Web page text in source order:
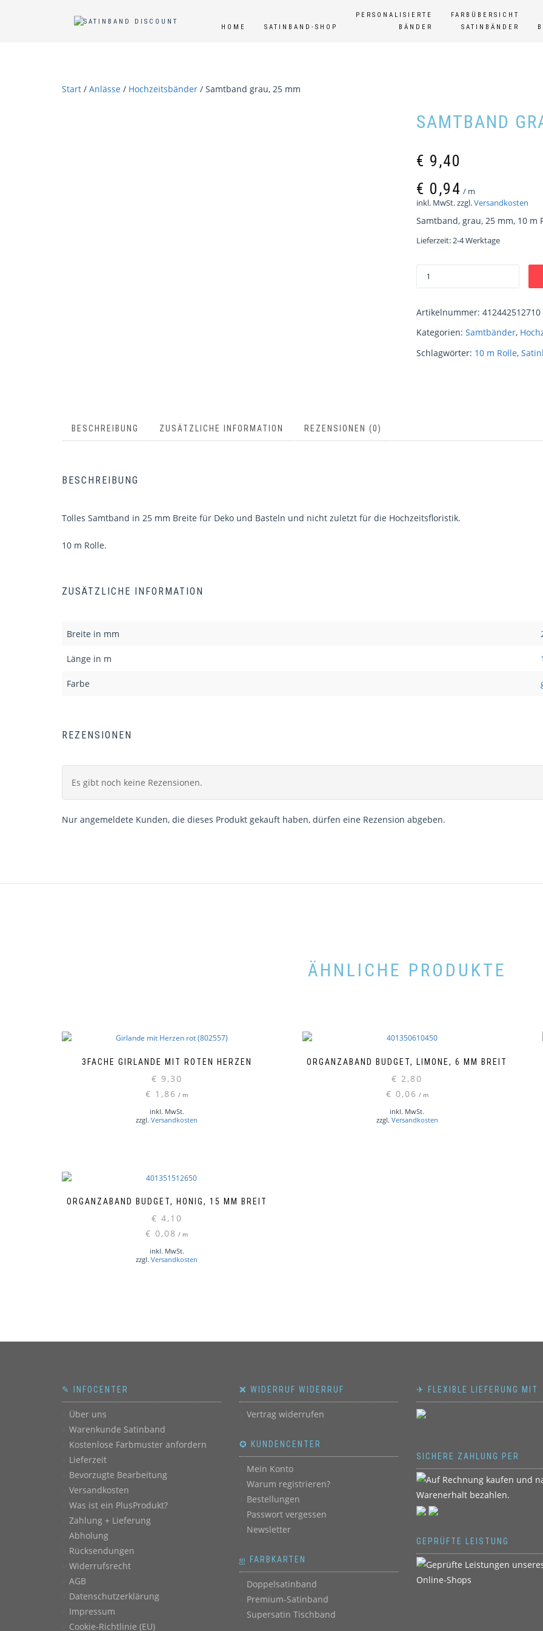
HOME SATINBAND-SHOP
PERSONALISIERTE
BÄNDER
FARBÜBERSICHT
SATINBÄNDER
Start / Anlässe / Hochzeitsbänder / Samtband grau, 25 mm
SAMTBAND
€ 9,40
€ 0,94 / m
inkl. MwSt.zzgl.Versandkosten
Samtband, grau, 25 mm, 10 m
Lieferzeit:2-4 Werktage
Artikelnummer: 412442512710
Kategorien: Samtbänder,
Schlagwörter: 10 m Rolle,
BESCHREIBUNG ZUSÄTZLICHE INFORMATION REZENSIONEN (0)
BESCHREIBUNG
Tolles Samtband in 25 mm Breite für Deko und Basteln und nicht zuletzt für die Hochzeitsfloristik.
10 m Rolle.
ZUSÄTZLICHE INFORMATION
Breite in mm
Länge in m
Farbe
REZENSIONEN
Es gibt noch keine Rezensionen.
Nur angemeldete Kunden, die dieses Produkt gekauft haben, dürfen eine Rezension abgeben.
ÄHNLICHE PRODUKTE
3FACHE GIRLANDE MIT ROTEN HERZEN
€ 9,30
€ 1,86 / m
inkl. MwSt.
zzgl.Versandkosten
ORGANZABAND BUDGET, LIMONE, 6 MM BREIT
€ 2,80
€ 0,06 / m
inkl. MwSt.
zzgl. Versandkosten
ORGANZABAND BUDGET, HONIG, 15 MM BREIT
€ 4,10
€ 0,08 / m
inkl. MwSt.
zzgl.Versandkosten
✎ INFOCENTER
Über uns
Warenkunde Satinband
Kostenlose Farbmuster anfordern
Lieferzeit
Bevorzugte Bearbeitung
Versandkosten
Was ist ein PlusProdukt?
Zahlung + Lieferung
Abholung
Rücksendungen
Widerrufsrecht
AGB
Datenschutzerklärung
Impressum
Cookie-Richtlinie (EU)
❌ WIDERRUF WIDERRUF
Vertrag widerrufen
✪ KUNDENCENTER
Mein Konto
Warum registrieren?
Bestellungen
Passwort vergessen
Newsletter
ஐ FARBKARTEN
Doppelsatinband
Premium-Satinband
Supersatin Tischband
✈ FLEXIBLE LIEFERUNG MIT
SICHERE ZAHLUNG PER
GEPRÜFTE LEISTUNG